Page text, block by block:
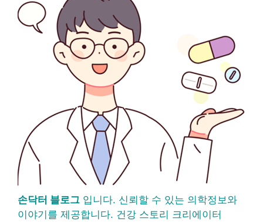
손닥터 블로그 입니다. 신뢰할 수 있는 의학정보와
이야기를 제공합니다. 건강 스토리 크리에이터